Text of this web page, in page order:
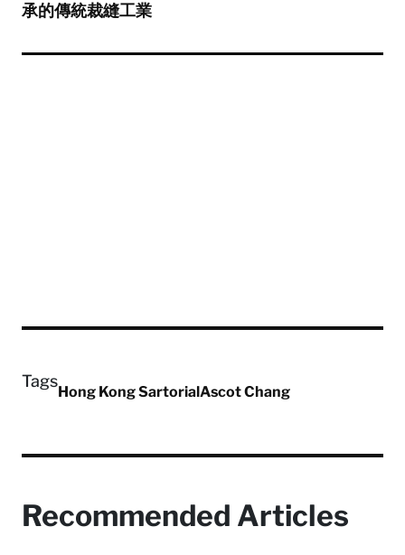
承的傳統裁縫工業
Tags
Hong Kong SartorialAscot Chang
Recommended Articles